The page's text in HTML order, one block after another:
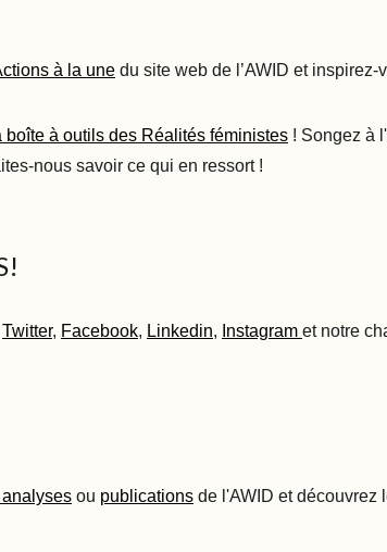
à la une du site web de l’AWID et inspirez-
boîte à outils des Réalités féministes ! Songez à
nous savoir ce qui en ressort !
Twitter, Facebook, Linkedin, Instagram et notre
ou publications de l'AWID et découvrez